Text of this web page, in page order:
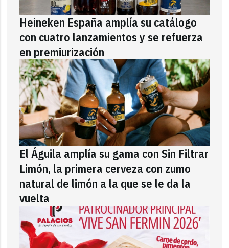
Heineken España amplía su catálogo
con cuatro lanzamientos y se refuerza
en premiurización
El Águila amplía su gama con Sin Filtrar
Limón, la primera cerveza con zumo
natural de limón a la que se le da la
vuelta